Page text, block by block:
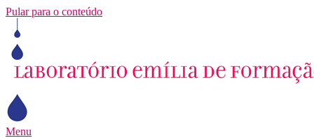
Pular para o conteúdo
Menu